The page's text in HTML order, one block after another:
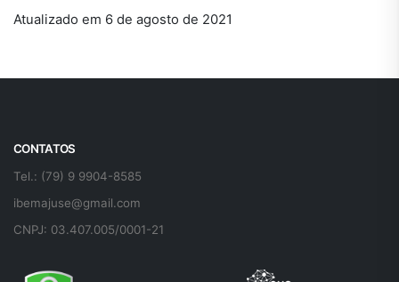
Atualizado em 6 de agosto de 2021
CONTATOS
Tel.: (79) 9 9904-8585
ibemajuse@gmail.com
CNPJ: 03.407.005/0001-21